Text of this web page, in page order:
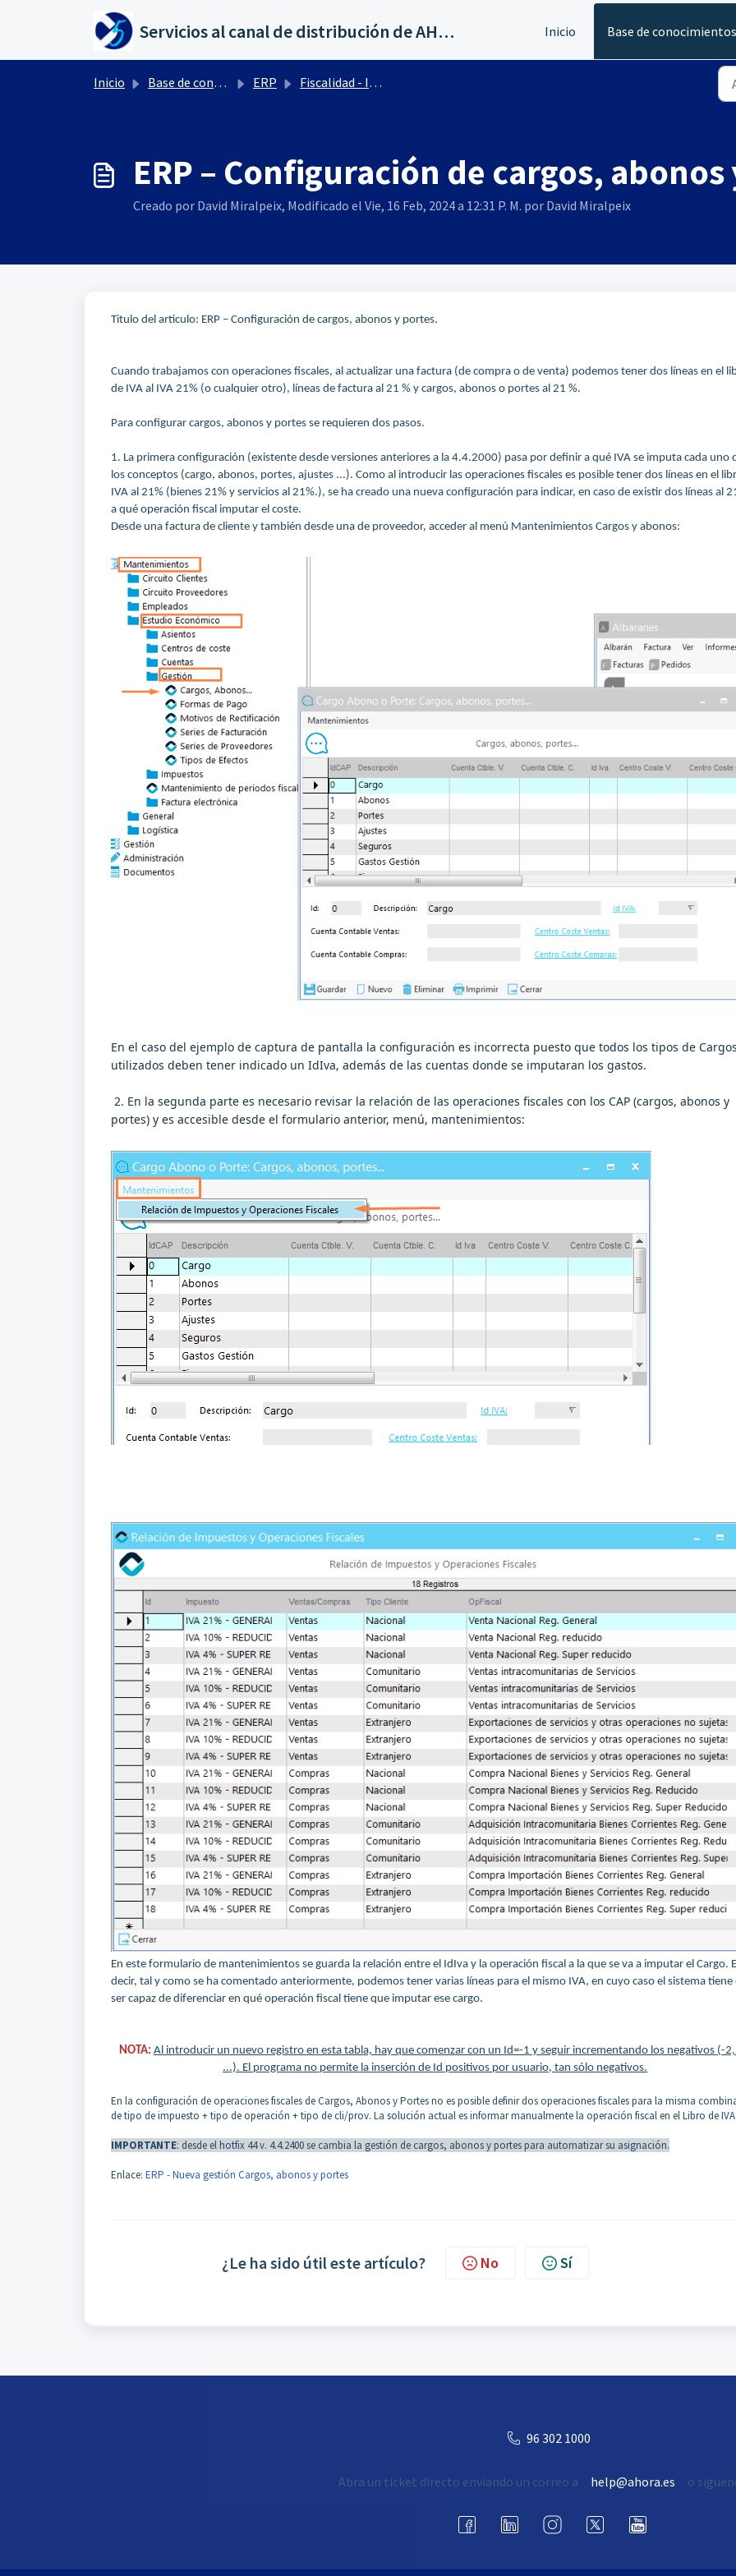
Servicios al canal de distribución de AHORA Inicio Base de conocimientos
Inicio Base de conocimientos ERP Fiscalidad - Impuestos
ERP – Configuración de cargos,
Creado por David Miralpeix, Modificado el Vie, 16 Feb, 2024 a 12:31 P. M. por David Miralpeix
Titulo del articulo: ERP – Configuración de cargos, abonos y portes.
Cuando trabajamos con operaciones fiscales, al actualizar una factura (de compra o de venta) podemos tener dos líneas en el
de IVA al IVA 21% (o cualquier otro), líneas de factura al 21 % y cargos, abonos o portes al 21 %.
Para configurar cargos, abonos y portes se requieren dos pasos.
1. La primera configuración (existente desde versiones anteriores a la 4.4.2000) pasa por definir a qué IVA se imputa cada uno
los conceptos (cargo, abonos, portes, ajustes ...). Como al introducir las operaciones fiscales es posible tener dos líneas en el
IVA al 21% (bienes 21% y servicios al 21%.), se ha creado una nueva configuración para indicar, en caso de existir dos líneas al
a qué operación fiscal imputar el coste.
Desde una factura de cliente y también desde una de proveedor, acceder al menú Mantenimientos Cargos y abonos:
En el caso del ejemplo de captura de pantalla la configuración es incorrecta puesto que todos los tipos de
utilizados deben tener indicado un IdIva, además de las cuentas donde se imputaran los gastos.
2. En la segunda parte es necesario revisar la relación de las operaciones fiscales con los CAP (cargos, abonos y
portes) y es accesible desde el formulario anterior, menú, mantenimientos:
En este formulario de mantenimientos se guarda la relación entre el IdIva y la operación fiscal a la que se va a imputar el Cargo.
decir, tal y como se ha comentado anteriormente, podemos tener varias líneas para el mismo IVA, en cuyo caso el sistema tiene
ser capaz de diferenciar en qué operación fiscal tiene que imputar ese cargo.
NOTA: Al introducir un nuevo registro en esta tabla, hay que comenzar con un Id=-1 y seguir incrementando los negativos (-
...). El programa no permite la inserción de Id positivos por usuario, tan sólo negativos.
En la configuración de operaciones fiscales de Cargos, Abonos y Portes no es posible definir dos operaciones fiscales para la misma
de tipo de impuesto + tipo de operación + tipo de cli/prov. La solución actual es informar manualmente la operación fiscal en el Libro de
IMPORTANTE: desde el hotfix 44 v. 4.4.2400 se cambia la gestión de cargos, abonos y portes para automatizar su asignación.
Enlace: ERP - Nueva gestión Cargos, abonos y portes
¿Le ha sido útil este artículo? No Sí
96 302 1000
Abra un ticket directo enviando un correo a help@ahora.es o